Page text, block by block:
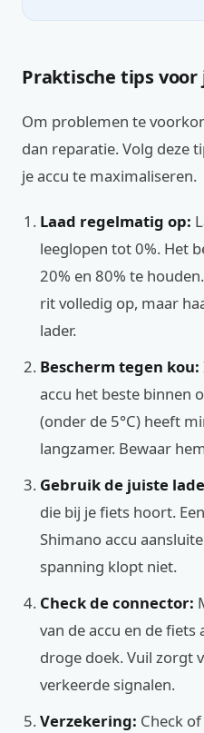
Praktische tips voor
Om problemen te
dan reparatie. Volg deze
je accu te maximaliseren.
Laad regelmatig op:
leeglopen tot 0%. Het
20% en 80% te
rit volledig op, maar
lader.
Bescherm tegen kou:
accu het beste binnen
(onder de 5°C) heeft
langzamer. Bewaar
Gebruik de juiste
die bij je fiets hoort.
Shimano accu
spanning klopt niet.
Check de connector:
van de accu en de
droge doek. Vuil zorgt
verkeerde signalen.
Verzekering: Check